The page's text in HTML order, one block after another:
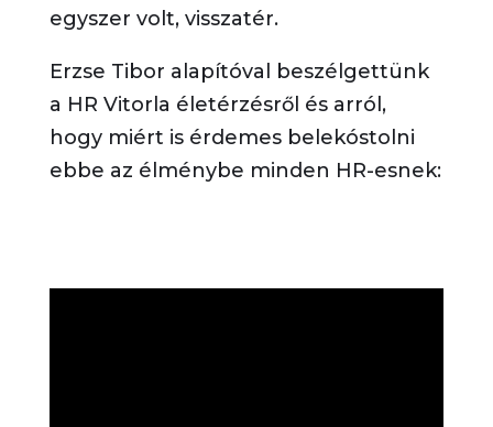
egyszer volt, visszatér.
Erzse Tibor alapítóval beszélgettünk
a HR Vitorla életérzésről és arról,
hogy miért is érdemes belekóstolni
ebbe az élménybe minden HR-esnek: